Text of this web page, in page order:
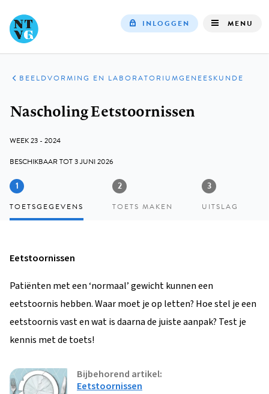
INLOGGEN MENU
WEEK 23 - 2024
BESCHIKBAAR TOT3 JUNI 2026
NASCHOLING
BEELDVORMING EN LABORATORIUMGENEESKUNDE
Nascholing Eetstoornissen
TOETSGEGEVENS TOETS MAKEN UITSLAG
Eetstoornissen
Patiënten met een ‘normaal’ gewicht kunnen een
eetstoornis hebben. Waar moet je op letten? Hoe stel je een
eetstoornis vast en wat is daarna de juiste aanpak? Test je
kennis met de toets!
Bijbehorend artikel
Eetstoornissen